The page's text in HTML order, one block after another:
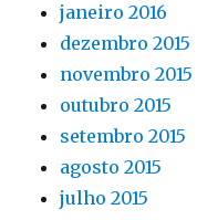
janeiro 2016
dezembro 2015
novembro 2015
outubro 2015
setembro 2015
agosto 2015
julho 2015